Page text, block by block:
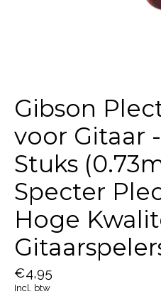
Gibson
voor Gitaar
Stuks
Specter
Hoge
€4,95
Incl. btw